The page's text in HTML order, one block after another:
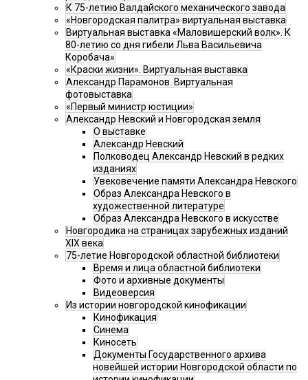
К 75-летию Валдайского механического завода
«Новгородская палитра» виртуальная выставка
Виртуальная выставка «Маловишерский волк». К
80-летию со дня гибели Льва Васильевича
Коробача»
«Краски жизни». Виртуальная выставка
Александр Парамонов. Виртуальная
фотовыставка
«Первый министр юстиции»
Александр Невский и Новгородская земля
О выставке
Александр Невский
Полководец Александр Невский в редких
изданиях
Увековечение памяти Александра Невского
Образ Александра Невского в
художественной литературе
Образ Александра Невского в искусстве
Новгородика на страницах зарубежных изданий
XIX века
75-летие Новгородской областной библиотеки
Время и лица областной библиотеки
Фото и архивные документы
Видеоверсия
Из истории новгородской кинофикации
Кинофикация
Синема
Киносеть
Документы Государственного архива
новейшей истории Новгородской области по